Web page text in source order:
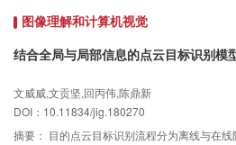
述子向量间的欧氏距离，将满足最近邻距离比
果；最后选取角度约束对匹配结果检核，确定
开的3组分别存在角度、旋转、尺度变换的近
实验结果表明，LBDs获取同名直线数目约为
率也提高了2.411.6个百分点，从匹配效率上来
算法匹配获得同名直线数目、匹配正确率及运
图像理解和计算机视觉
结合全局与局部信息的点云目标识别模
文威威,文贡坚,回丙伟,陈鼎新
DOI：10.11834/jig.180270
摘要： 目的点云目标识别流程分为离线与在